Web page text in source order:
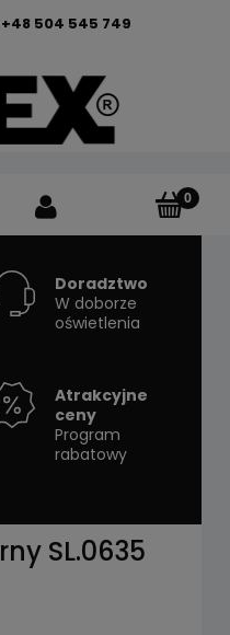
+48 504 545 749
Doradztwo
W doborze
oświetlenia
Atrakcyjne
ceny
Program
rabatowy
SL.0635